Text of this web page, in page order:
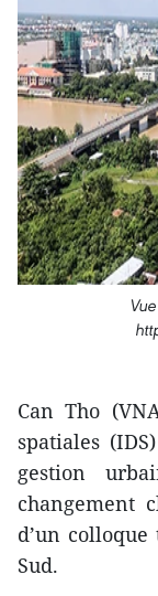
Can Tho
spatiales
gestion
changement
d’un
Sud.